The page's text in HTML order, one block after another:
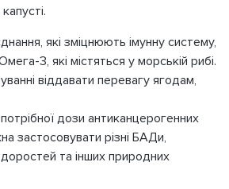
які зміцнюють імунну систему,
3, які містяться у морській рибі.
віддавати перевагу ягодам,
дози антиканцерогенних
застосовувати різні БАДи,
та інших природних